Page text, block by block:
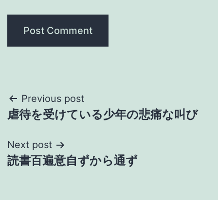
Post
navigation
Previous post
虐待を受けている少年の悲痛な叫び
Next post
読書百遍意自ずから通ず